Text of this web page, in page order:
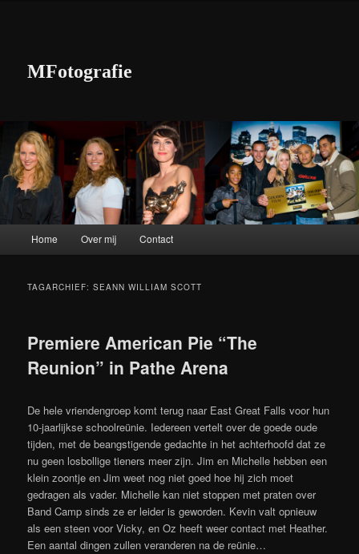
MFotografie
Spring naar de primaire inhoud
Spring naar de secundaire inhoud
Home Over mij Contact
TAGARCHIEF:SEANN WILLIAM SCOTT
Premiere American Pie “The
Reunion” in Pathe Arena
De hele vriendengroep komt terug naar East Great Falls voor hun
10-jaarlijkse schoolreünie. Iedereen vertelt over de goede oude
tijden, met de beangstigende gedachte in het achterhoofd dat ze
nu geen losbollige tieners meer zijn. Jim en Michelle hebben een
klein zoontje en Jim weet nog niet goed hoe hij zich moet
gedragen als vader. Michelle kan niet stoppen met praten over
Band Camp sinds ze er leider is geworden. Kevin valt opnieuw
als een steen voor Vicky, en Oz heeft weer contact met Heather.
Een aantal dingen zullen veranderen na de reünie…